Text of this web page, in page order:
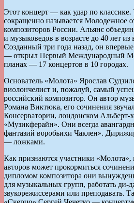
Этот концерт — как удар по
сокращенно называется Молодежное
композиторов России. Альянс
и музыковедов в возрасте до 40 лет из
Созданный три года назад, он впервые
— открыл Первый Международный
планах — 17 концертов в 10 городах.
Основатель «Молота» Ярослав
виолончелист и, пожалуй, самый
российский композитор. Он автор
Романа Виктюка, его сочинения
Консерватории, лондонском Альберт-
«Музикферайн». Они всегда
фантазий воробьихи Чаклен».
— ложками.
Как признаются участники
авторов может прокормиться
дипломом композитора они
для музыкальных групп, работать ди-
звукорежиссерами или преподавать.